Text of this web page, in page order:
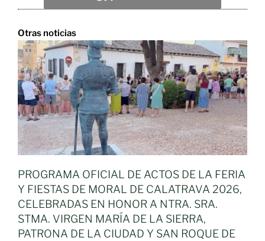
Otras noticias
PROGRAMA OFICIAL DE ACTOS DE LA FERIA
Y FIESTAS DE MORAL DE CALATRAVA 2026,
CELEBRADAS EN HONOR A NTRA. SRA.
STMA. VIRGEN MARÍA DE LA SIERRA,
PATRONA DE LA CIUDAD Y SAN ROQUE DE